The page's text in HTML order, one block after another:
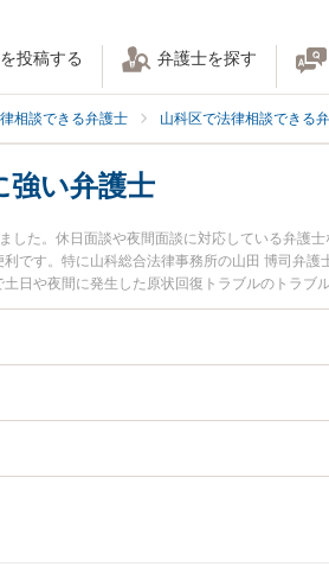
投稿する 弁護士を探す
相談できる弁護士 山科区で法律相談できる
強い弁護士
た。休日面談や夜間面談に対応している弁護
です。特に山科総合法律事務所の山田 博司弁
日や夜間に発生した原状回復トラブルのトラブ
原状回復トラブルを法律相談できる京都市山科